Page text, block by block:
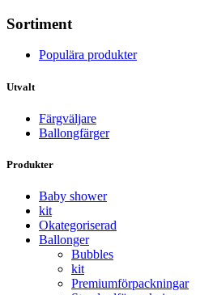
Sortiment
Populära produkter
Utvalt
Färgväljare
Ballongfärger
Produkter
Baby shower
kit
Okategoriserad
Ballonger
Bubbles
kit
Premium­förpackningar